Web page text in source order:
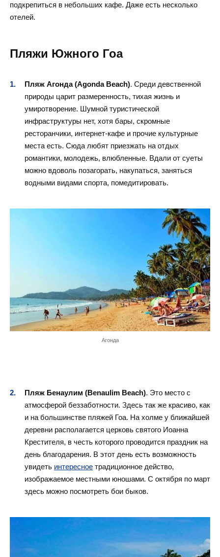
подкрепиться в небольших кафе. Даже есть несколько
отелей.
Пляжи Южного Гоа
Пляж Агонда (Agonda Beach). Среди девственной
природы царит размеренность, тихая жизнь и
умиротворение. Шумной туристической
инфраструктуры нет, хотя бары, скромные
ресторанчики, интернет-кафе и прочие культурные
места есть. Сюда любят приезжать на отдых
романтики, молодежь, влюбленные. Вдали от суеты
можно вдоволь позагорать, накупаться, заняться
водными видами спорта, помедитировать.
Агонда
Пляж Бенаулим (Benaulim Beach). Это место с
атмосферой беззаботности. Здесь так же красиво, как
и на большинстве пляжей Гоа. На холме у ближайшей
деревни располагается церковь святого Иоанна
Крестителя, в честь которого проводится праздник на
день благодарения. В этот день есть возможность
увидеть интересное традиционное действо,
изображаемое местными юношами. С октября по март
здесь можно посмотреть бои быков.